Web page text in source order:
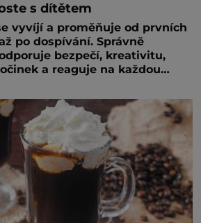
s dítětem
vyvíjí a proměňuje od prvních
po dospívání. Správně
bezpečí, kreativitu,
a reaguje na každou
jednoduchost, měkkost a
pokoj miminka měl působit
útulně. Předškolní věk je